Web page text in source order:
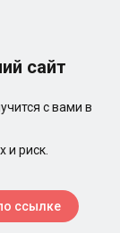
сайт
с вами в
и риск.
ссылке